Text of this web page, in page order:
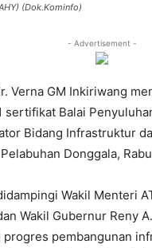
(Dok.Kominfo)
- Advertisement -
Verna GM Inkiriwang
sertifikat Balai
Bidang Infrastruktur
Donggala,
Wakil Menteri
Wakil Gubernur Reny
pembangunan